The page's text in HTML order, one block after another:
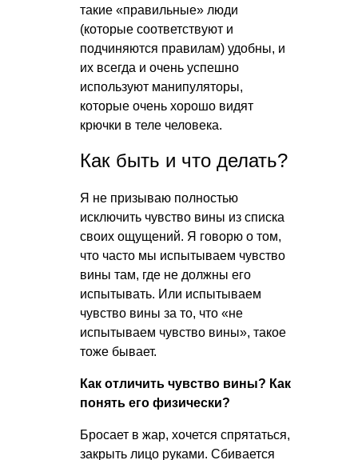
такие «правильные» люди
(которые соответствуют и
подчиняются правилам) удобны, и
их всегда и очень успешно
используют манипуляторы,
которые очень хорошо видят
крючки в теле человека.
Как быть и что делать?
Я не призываю полностью
исключить чувство вины из списка
своих ощущений. Я говорю о том,
что часто мы испытываем чувство
вины там, где не должны его
испытывать. Или испытываем
чувство вины за то, что «не
испытываем чувство вины», такое
тоже бывает.
Как отличить чувство вины? Как
понять его физически?
Бросает в жар, хочется спрятаться,
закрыть лицо руками. Сбивается